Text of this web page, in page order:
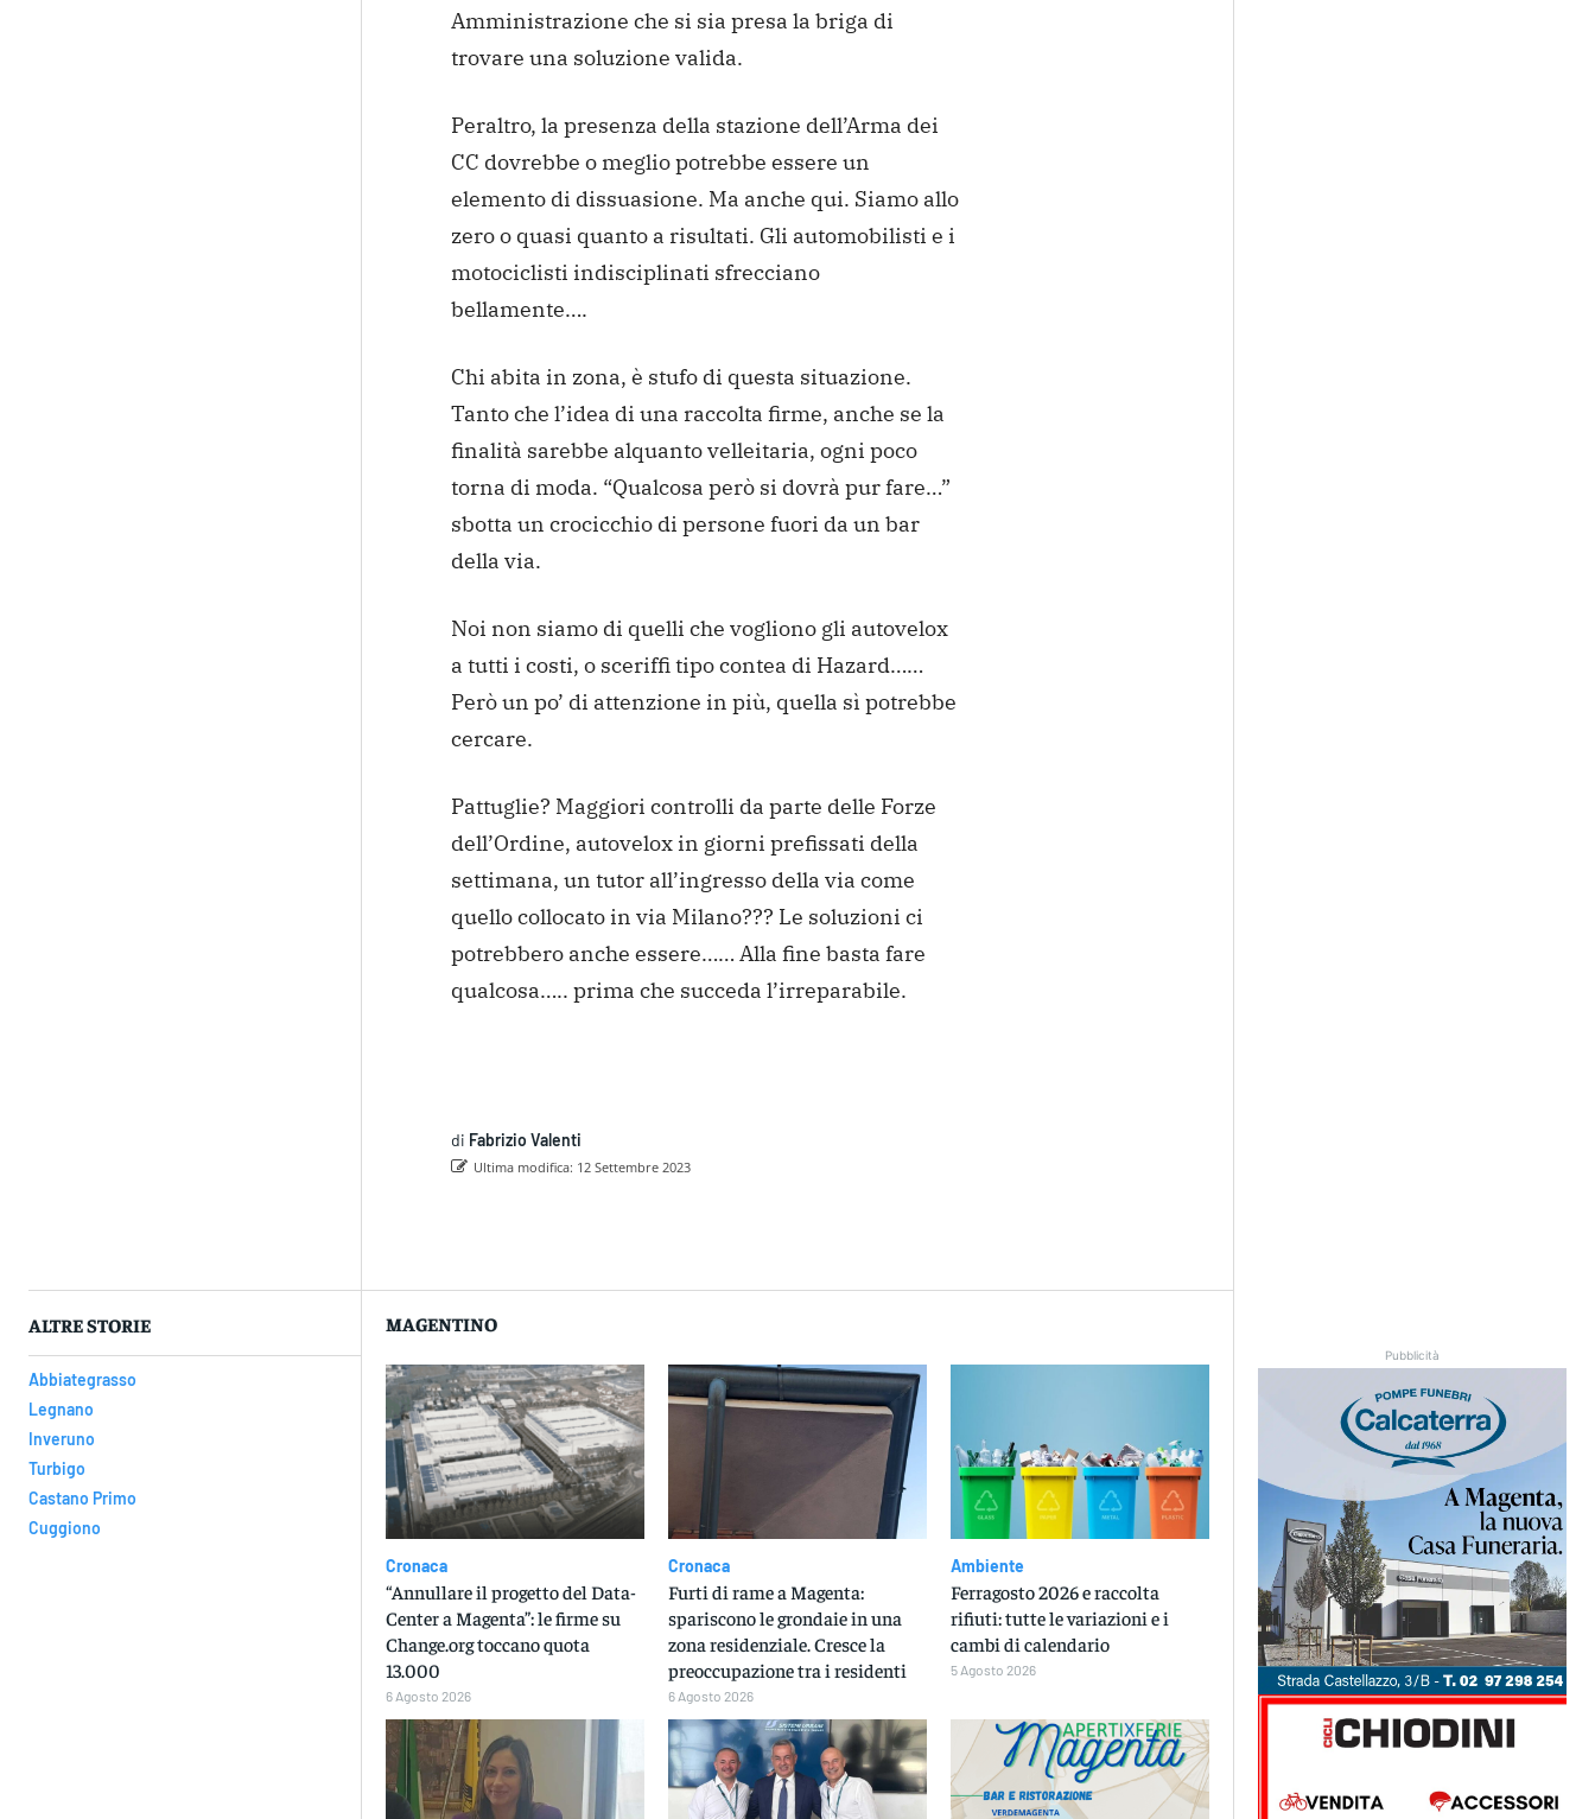
Amministrazione che si sia presa la briga di
trovare una soluzione valida.
Peraltro, la presenza della stazione dell’Arma dei
CC dovrebbe o meglio potrebbe essere un
elemento di dissuasione. Ma anche qui. Siamo allo
zero o quasi quanto a risultati. Gli automobilisti e i
motociclisti indisciplinati sfrecciano
bellamente….
Chi abita in zona, è stufo di questa situazione.
Tanto che l’idea di una raccolta firme, anche se la
finalità sarebbe alquanto velleitaria, ogni poco
torna di moda. “Qualcosa però si dovrà pur fare…”
sbotta un crocicchio di persone fuori da un bar
della via.
Noi non siamo di quelli che vogliono gli autovelox
a tutti i costi, o sceriffi tipo contea di Hazard……
Però un po’ di attenzione in più, quella sì potrebbe
cercare.
Pattuglie? Maggiori controlli da parte delle Forze
dell’Ordine, autovelox in giorni prefissati della
settimana, un tutor all’ingresso della via come
quello collocato in via Milano??? Le soluzioni ci
potrebbero anche essere…… Alla fine basta fare
qualcosa….. prima che succeda l’irreparabile.
di Fabrizio Valenti
Ultima modifica: 12 Settembre 2023
ALTRE STORIE
Abbiategrasso
Legnano
Inveruno
Turbigo
Castano Primo
Cuggiono
MAGENTINO
Cronaca
“Annullare il progetto del Data-
Center a Magenta”: le firme su
Change.org toccano quota
13.000
6 Agosto 2026
Cronaca
Furti di rame a Magenta:
spariscono le grondaie in una
zona residenziale. Cresce la
preoccupazione tra i residenti
6 Agosto 2026
Ambiente
Ferragosto 2026 e raccolta
rifiuti: tutte le variazioni e i
cambi di calendario
5 Agosto 2026
Pubblicità